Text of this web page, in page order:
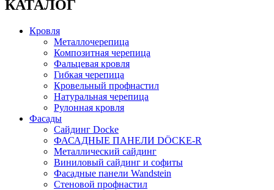
КАТАЛОГ
Кровля
Металлочерепица
Композитная черепица
Фальцевая кровля
Гибкая черепица
Кровельный профнастил
Натуральная черепица
Рулонная кровля
Фасады
Сайдинг Docke
ФАСАДНЫЕ ПАНЕЛИ DÖCKE-R
Металлический сайдинг
Виниловый сайдинг и софиты
Фасадные панели Wandstein
Стеновой профнастил